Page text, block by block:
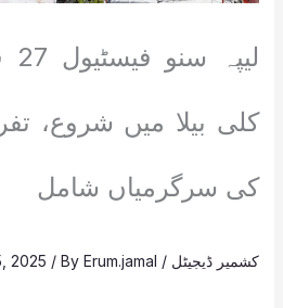
کلی بیلا میں شروع،
کی سرگرمیاں شامل
کشمیر ڈیجیٹل /
2025 / ByErum.jamal